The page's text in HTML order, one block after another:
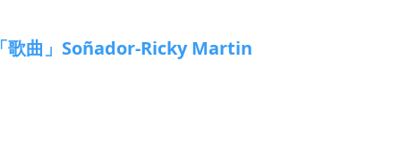
「歌曲」Soñador-Ricky Martin